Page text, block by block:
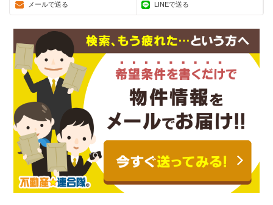
メールで送る LINEで送る